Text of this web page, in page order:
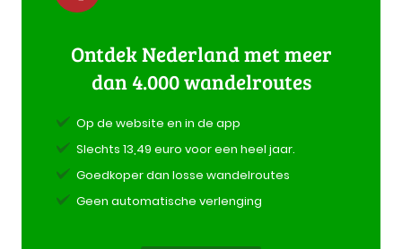
Ontdek Nederland met meer
dan 4.000 wandelroutes
Op de website en in de app
Slechts 13,49 euro voor een heel jaar.
Goedkoper dan losse wandelroutes
Geen automatische verlenging